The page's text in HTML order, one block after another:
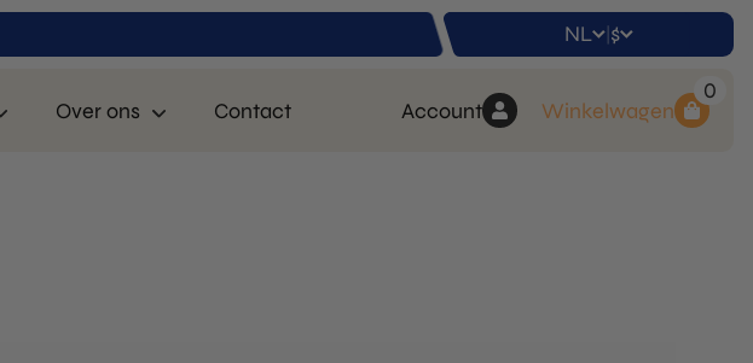
NL | $
Over ons Contact Account
0
Winkelwagen